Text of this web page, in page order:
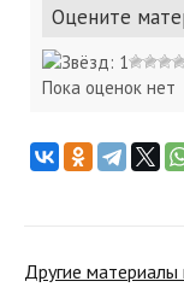
Оцените
Пока оценок нет
Другие материалы